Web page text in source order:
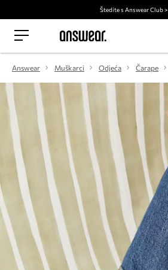
Štedite s Answear Club >
Answear Muškarci Odjeća Čarape